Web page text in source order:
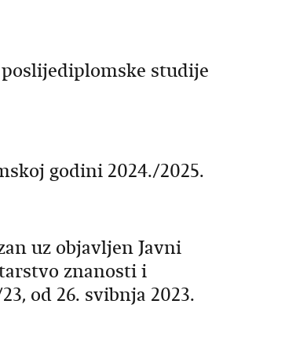
studije
godini 2024./2025.
uz objavljen Javni
znanosti i
od 26. svibnja 2023.